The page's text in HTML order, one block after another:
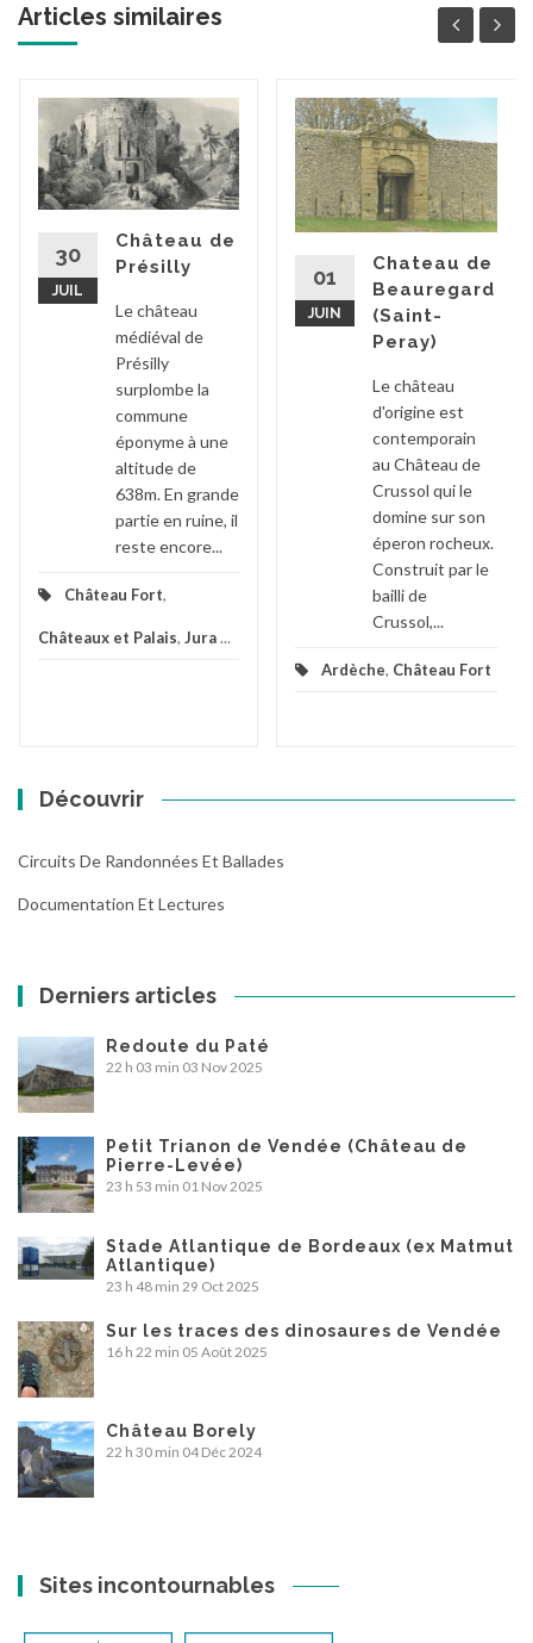
Articles similaires
30
JUIL
Château de
Présilly
Le château
médiéval de
Présilly
surplombe la
commune
éponyme à une
altitude de
638m. En grande
partie en ruine, il
reste encore...
Château Fort,
Châteaux et Palais, Jura ...
01
JUIN
Chateau de
Beauregard
(Saint-
Peray)
Le château
d'origine est
contemporain
au Château de
Crussol qui le
domine sur son
éperon rocheux.
Construit par le
bailli de
Crussol,...
Ardèche, Château Fort
Découvrir
Circuits De Randonnées Et Ballades
Documentation Et Lectures
Derniers articles
Redoute du Paté
22 h 03 min 03 Nov 2025
Petit Trianon de Vendée (Château de
Pierre-Levée)
23 h 53 min 01 Nov 2025
Stade Atlantique de Bordeaux (ex Matmut
Atlantique)
23 h 48 min 29 Oct 2025
Sur les traces des dinosaures de Vendée
16 h 22 min 05 Août 2025
Château Borely
22 h 30 min 04 Déc 2024
Sites incontournables